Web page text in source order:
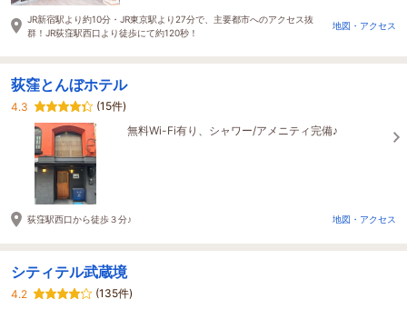
JR新宿駅より約10分・JR東京駅より27分で、主要都市へのアクセス抜
群！JR荻窪駅西口より徒歩にて約120秒！
地図・アクセス
荻窪とんぼホテル
4.3
(15件)
無料Wi-Fi有り、シャワー/アメニティ完備♪
荻窪駅西口から徒歩３分♪ 地図・アクセス
シティテル武蔵境
4.2
(135件)